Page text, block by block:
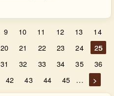
9 10 11 12 13
14
20 21 22 23 24
25
31 32 33 34 35
36
42 43 44 45 … >